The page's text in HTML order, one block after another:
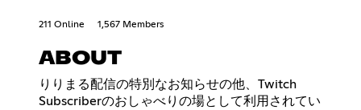
211 Online 1,567 Members
ABOUT
りりまる配信の特別なお知らせの他、Twitch
Subscriberのおしゃべりの場として利用されてい